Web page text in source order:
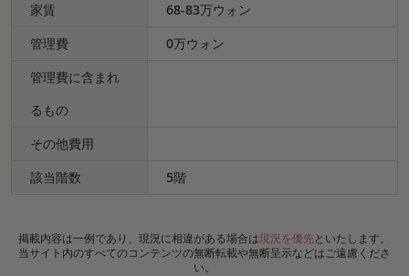
家賃
68-83万ウォン
管理費
0万ウォン
管理費に含まれ
るもの
その他費用
該当階数
5階
掲載内容は一例であり、現況に相違がある場合は現況を優先といたします。
当サイト内のすべてのコンテンツの無断転載や無断呈示などはご遠慮くださ
い。